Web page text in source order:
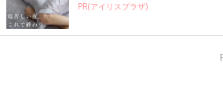
――３～5才児の保護者は、子どもを「の
PR(アイリスプラザ)